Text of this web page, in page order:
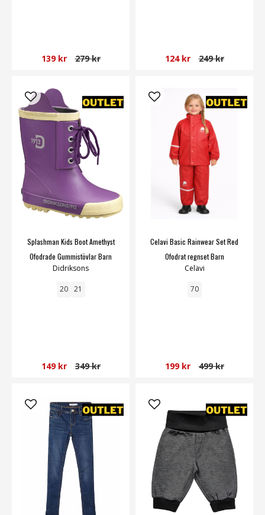
139 kr 279 kr 124 kr 249 kr
Splashman Kids Boot Amethyst
Ofodrade Gummistövlar Barn
Didriksons
20 21
149 kr 349 kr
Celavi Basic Rainwear Set Red
Ofodrat regnset Barn
Celavi
70
199 kr 499 kr